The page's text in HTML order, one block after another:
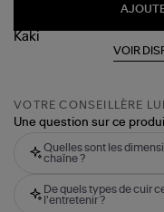
VOIR
VOTRE CONSEILLÈRE
Une question sur ce
Quelles sont les
chaîne ?
De quels types de cuir
l'entretenir ?